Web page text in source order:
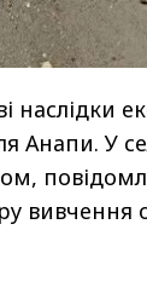
наслідки
Анапи. У
вивчення